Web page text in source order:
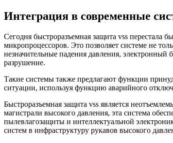
Интеграция в современные
Сегодня быстроразъемная защита vss перестала
микропроцессоров. Это позволяет системе не
незначительные падения давления, электронный
разрушение.
Такие системы также предлагают функции
ситуации, используя функцию аварийного
Быстроразъемная защита vss является
магистрали высокого давления, эта система
пылевлагозащиты и интеллектуальной
систем в инфраструктуру рукавов высокого